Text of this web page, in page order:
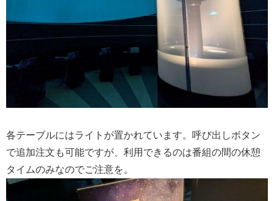
各テーブルにはライトが置かれています。呼び出しボタン
で追加注文も可能ですが、利用できるのは番組の間の休憩
タイムのみなのでご注意を。